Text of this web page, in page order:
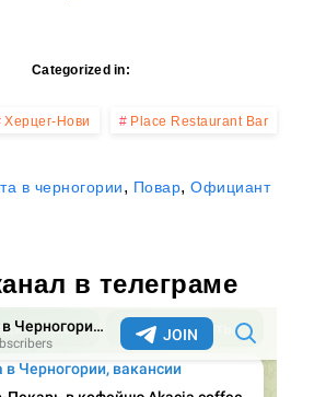
Categorized in:
Херцег-Нови Place Restaurant Bar
в черногории, Повар, Официант
в телеграме